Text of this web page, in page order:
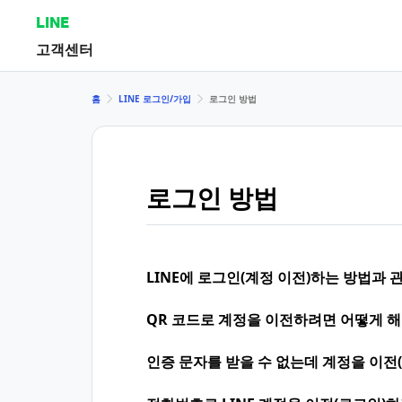
LINE
고객센터
홈 LINE 로그인/가입 로그인 방법
로그인 방법
LINE에 로그인(계정 이전)하는 방법과
QR 코드로 계정을 이전하려면 어떻게
인증 문자를 받을 수 없는데 계정을 이